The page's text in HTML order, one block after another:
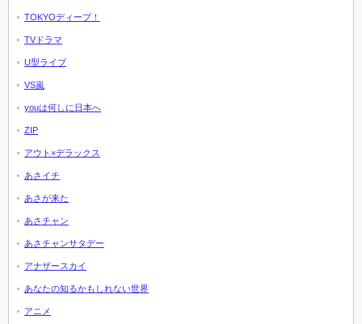
TOKYOディープ！
TVドラマ
U型ライブ
VS嵐
youは何しに日本へ
ZIP
アウト×デラックス
あさイチ
あさが来た
あさチャン
あさチャンサタデー
アナザースカイ
あなたの知るかもしれない世界
アニメ